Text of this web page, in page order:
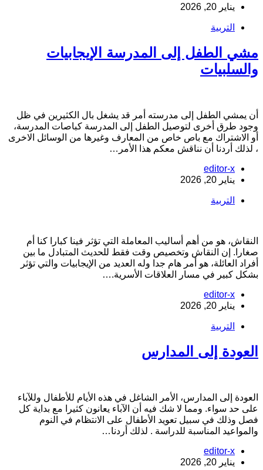
يناير 20, 2026
التربية
الطفل إلى المدرسة الإيجابيات
يمشي الطفل إلى مدرسته أمر قد يشغل بال الكثيرين في ظل
طرق أخرى لتوصيل الطفل إلى المدرسة كباصات المدرسة،
الاشتراك مع باص خاص من المعارف وغيرها من الوسائل الاخرى
لذلك أردنا أن نناقش معكم هذا الأمر…
editor-x
يناير 20, 2026
التربية
هو من أهم أساليب المعاملة التي تؤثر فينا كبارا كنا أم
إن النقاش وتخصيص وقت فقط للحديث المتبادل ما بين
العائلة، هو أمر هام جدا وله العديد من الإيجابيات والتي تؤثر
كبير في مسار العلاقات الأسرية.…
editor-x
يناير 20, 2026
التربية
إلى المدارس
إلى المدارس، الأمر الشاغل في هذه الأيام للأطفال وللآباء
حد سواء. ومما لا شك فيه أن الآباء يعانون كثيرا مع بداية كل
وذلك في سبيل تعويد الأطفال على الانتظام في النوم
المناسبة للدراسة . لذلك أردنا…
editor-x
يناير 20, 2026